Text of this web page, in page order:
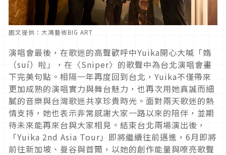
圖文提供：大鴻藝術BIG ART
演唱會最後，在歌迷的高聲歡呼中Yuika開心大喊「媠
（suí）啦」，在〈Sniper〉的歌聲中為台北演唱會畫
下完美句點。相隔一年再度回到台北，Yuika不僅帶來
更加成熟的演唱實力與舞台魅力，也再次用她真誠而細
膩的音樂與台灣歌迷共享珍貴時光。面對兩天歌迷的熱
情支持，她也表示非常感謝大家一路以來的陪伴，並期
待未來能再來台與大家相見。結束台北兩場演出後，
「Yuika 2nd Asia Tour」即將繼續往前邁進，6月即將
前往新加坡、曼谷與首爾，以她的創作能量與嘹亮歌聲